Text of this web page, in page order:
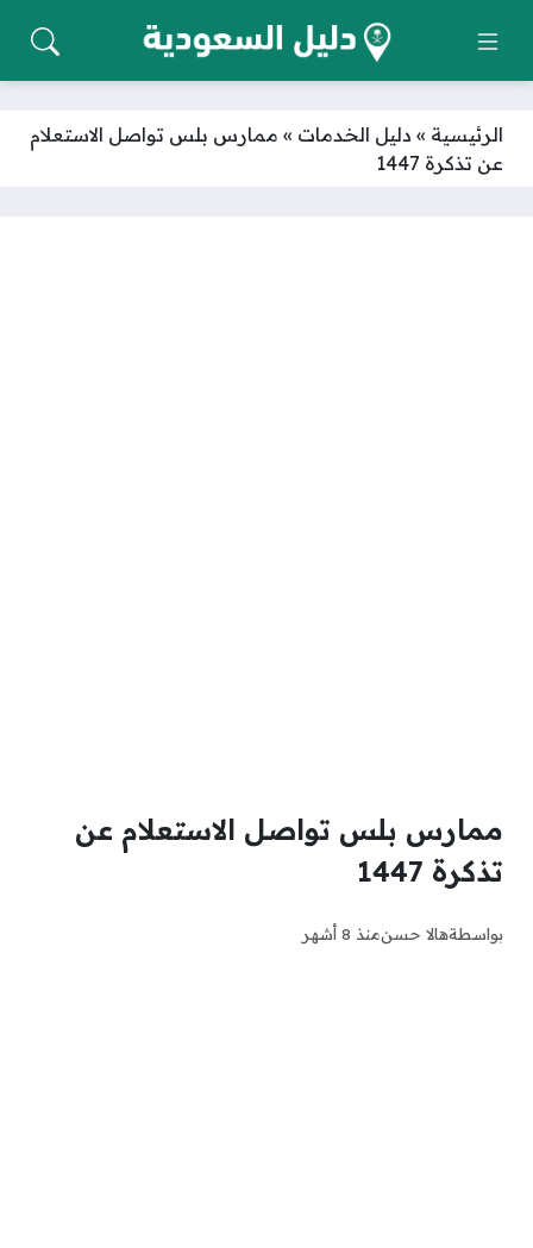
الرئيسية » دليل الخدمات » ممارس بلس تواصل الاستعلام
عن تذكرة 1447
ممارس بلس تواصل الاستعلام عن
تذكرة 1447
بواسطةهالا حسنمنذ 8 أشهر